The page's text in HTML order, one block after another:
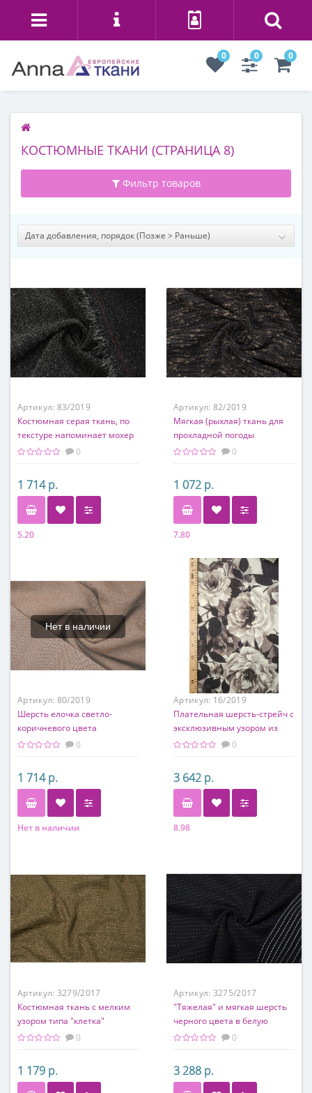
0 0 0
КОСТЮМНЫЕ ТКАНИ (СТРАНИЦА 8)
Фильтр товаров
Артикул: 83/2019
Костюмная серая ткань, по
текстуре напоминает мохер
0
1 714 р.
5.20
Артикул: 82/2019
Мягкая (рыхлая) ткань для
прохладной погоды
0
1 072 р.
7.80
60% шерсть, 40% вискоза
Нет в наличии
Артикул: 80/2019
Шерсть елочка светло-
коричневого цвета
0
1 714 р.
Нет в наличии
Артикул: 16/2019
Плательная шерсть-стрейч с
эксклюзивным узором из
крупных роз 0
3 642 р.
8.98
Артикул: 3279/2017
Костюмная ткань с мелким
узором типа "клетка"
0
1 179 р.
Артикул: 3275/2017
"Тяжелая" и мягкая шерсть
черного цвета в белую
полоску (двусторонняя)
0
3 288 р.